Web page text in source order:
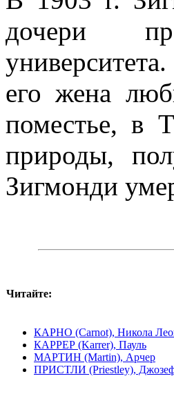
дочери
его жена
поместье, в
природы,
Зигмонди
Читайте:
КАРНО (Carnot), Никола
КАРРЕР (Karrer), Пауль
МАРТИН (Martin), Арчер
ПРИСТЛИ (Priestley),